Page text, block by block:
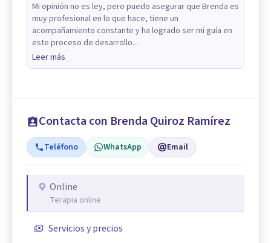
Mi opinión no es ley, pero puedo asegurar que Brenda es
muy profesional en lo que hace, tiene un
acompañamiento constante y ha logrado ser mi guía en
este proceso de desarrollo...
Leer más
Contacta con Brenda Quiroz Ramírez
Teléfono WhatsApp Email
Online
Terapia online
Servicios y precios